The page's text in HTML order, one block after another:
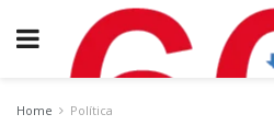
Home Política